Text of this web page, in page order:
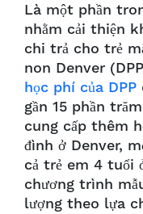
Là một phần
nhằm cải thiện
chi trả cho trẻ
non Denver
học phí của DPP
gần 15 phần
cung cấp thêm
đình ở Denver,
cả trẻ em 4 tuổi
chương trình
lượng theo lựa